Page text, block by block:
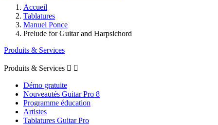
Accueil
Tablatures
Manuel Ponce
Prelude for Guitar and Harpsichord
Produits & Services
Produits & Services  
Démo gratuite
Nouveautés Guitar Pro 8
Programme éducation
Artistes
Tablatures Guitar Pro